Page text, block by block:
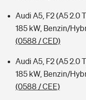
Audi A5, F2 (A5 2.0
185 kW, Benzin/
(0588 / CED)
Audi A5, F2 (A5 2.0
185 kW, Benzin/
(0588 / CEE)